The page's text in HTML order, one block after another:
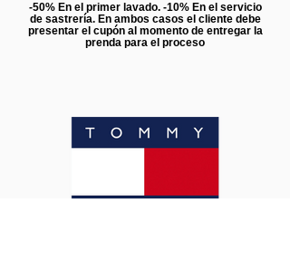
-50% En el primer lavado. -10% En el servicio
de sastrería. En ambos casos el cliente debe
presentar el cupón al momento de entregar la
prenda para el proceso